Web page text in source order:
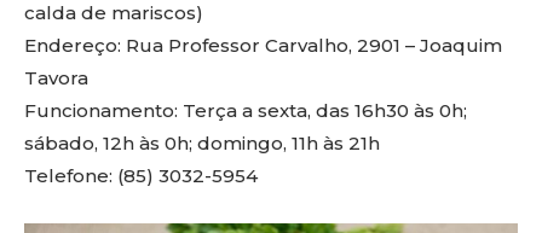
calda de mariscos)
Endereço: Rua Professor Carvalho, 2901 – Joaquim
Tavora
Funcionamento: Terça a sexta, das 16h30 às 0h;
sábado, 12h às 0h; domingo, 11h às 21h
Telefone: (85) 3032-5954